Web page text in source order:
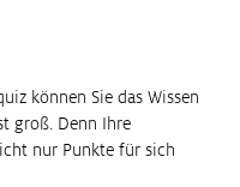
können Sie das Wissen
groß. Denn Ihre
nur Punkte für sich